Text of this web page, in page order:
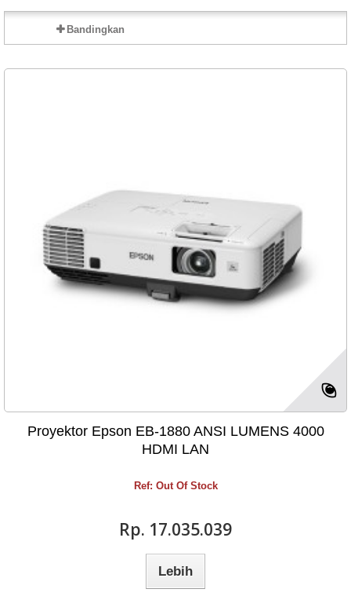
Bandingkan
Proyektor Epson EB-1880 ANSI LUMENS 4000
HDMI LAN
Ref: Out Of Stock
Rp‎. 17.035.039
Lebih